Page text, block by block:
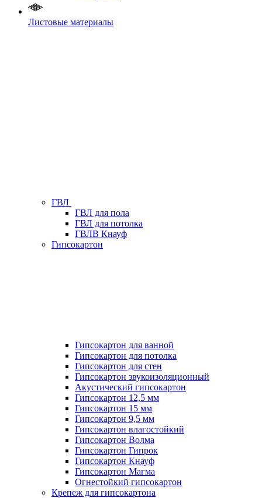
Листовые материалы
ГВЛ
ГВЛ для пола
ГВЛ для потолка
ГВЛВ Кнауф
Гипсокартон
Гипсокартон для ванной
Гипсокартон для потолка
Гипсокартон для стен
Гипсокартон звукоизоляционный
Акустический гипсокартон
Гипсокартон 12,5 мм
Гипсокартон 15 мм
Гипсокартон 9,5 мм
Гипсокартон влагостойкий
Гипсокартон Волма
Гипсокартон Гипрок
Гипсокартон Кнауф
Гипсокартон Магма
Огнестойкий гипсокартон
Крепеж для гипсокартона